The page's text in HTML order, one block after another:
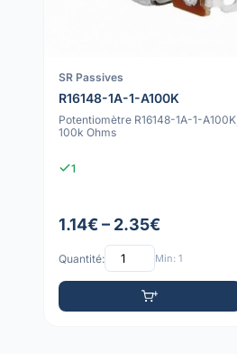
SR Passives
R16148-1A-1-A100K
Potentiomètre R16148-1A-1-A100K,
100k Ohms
1
1.14€ – 2.35€
Quantité: Min: 1